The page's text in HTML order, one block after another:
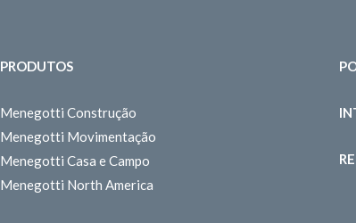
PRODUTOS
Menegotti Construção
Menegotti Movimentação
Menegotti Casa e Campo
Menegotti North America